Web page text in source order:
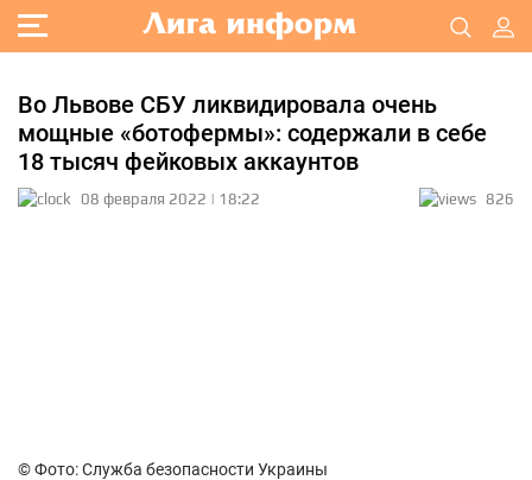
Во Львове СБУ ликвидировала очень
мощные «ботофермы»: содержали в себе
18 тысяч фейковых аккаунтов
08 февраля 2022 | 18:22 826
© Фото: Служба безопасности Украины